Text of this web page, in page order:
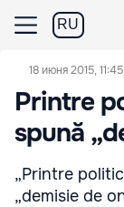
RU
18 июня 2015, 11:45
Printre
spună
„Printre
„demisie de